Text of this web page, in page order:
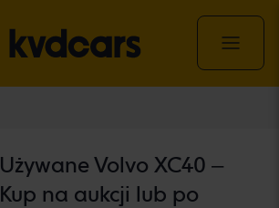
Używane Volvo XC40 –
Kup na aukcji lub po